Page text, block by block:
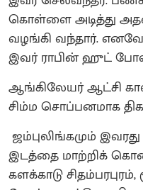
கொள்ளை அடித்து
வழங்கி வந்தார்.
இவர் ராபின் ஹுட்
ஆங்கிலேயர் ஆட்சி
சிம்ம சொப்பனமாக
ஜம்புலிங்கமும்
இடத்தை மாற்றிக்
களக்காடு